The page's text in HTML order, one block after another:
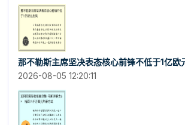
那不勒斯主席坚决表态核心前锋不低于1亿欧
2026-08-05 12:20:11